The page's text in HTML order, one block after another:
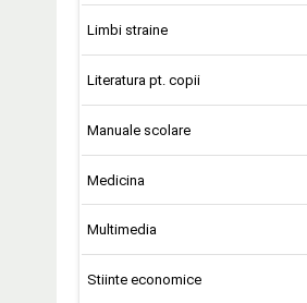
Limbi straine
Literatura pt. copii
Manuale scolare
Medicina
Multimedia
Stiinte economice